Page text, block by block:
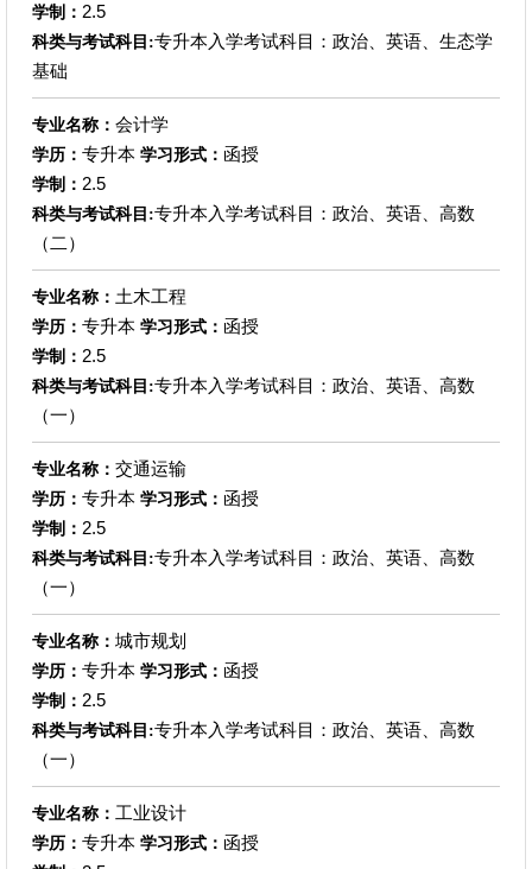
学制： 2.5
科类与考试科目:专升本入学考试科目：政治、英语、生态学
基础
专业名称： 会计学
学历： 专升本 学习形式： 函授
学制： 2.5
科类与考试科目:专升本入学考试科目：政治、英语、高数
（二）
专业名称： 土木工程
学历： 专升本 学习形式： 函授
学制： 2.5
科类与考试科目:专升本入学考试科目：政治、英语、高数
（一）
专业名称： 交通运输
学历： 专升本 学习形式： 函授
学制： 2.5
科类与考试科目:专升本入学考试科目：政治、英语、高数
（一）
专业名称： 城市规划
学历： 专升本 学习形式： 函授
学制： 2.5
科类与考试科目:专升本入学考试科目：政治、英语、高数
（一）
专业名称： 工业设计
学历： 专升本 学习形式： 函授